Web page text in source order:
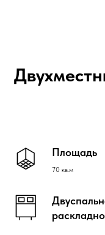
Площадь
70 кв.м